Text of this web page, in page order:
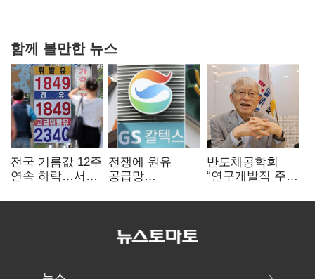
함께 볼만한 뉴스
전국 기름값 12주
연속 하락…서울
전쟁에 원유
공급망
정유, 에너지안보
반도체공학회
“연구개발직 주
개선해야”